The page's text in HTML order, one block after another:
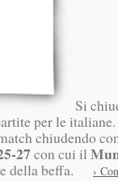
Si
per le
chiudendo
27con cui il
della beffa. ›